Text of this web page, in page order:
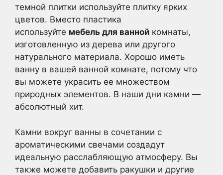
темной плитки используйте плитку ярких
цветов. Вместо пластика
используйте мебель для ванной комнаты,
изготовленную из дерева или другого
натурального материала. Хорошо иметь
ванну в вашей ванной комнате, потому что
вы можете украсить ее множеством
природных элементов. В наши дни камни —
абсолютный хит.
Камни вокруг ванны в сочетании с
ароматическими свечами создадут
идеальную расслабляющую атмосферу. Вы
также можете добавить ракушки и другие